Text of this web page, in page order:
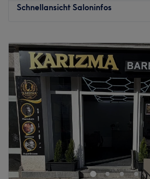
Schnellansicht Saloninfos
Dienstag
Mittwoch
Donnerstag
Freitag
Samstag
Sonntag
Haare schneiden ist nicht nur Arbeit,
das beweist der Friseursalon hair
Seeburger Straße 8 in Berlin-Spandau
seinem Namen, sondern auch mit